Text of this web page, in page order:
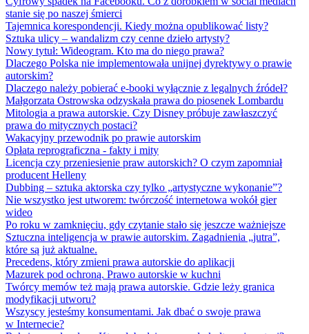
stanie się po naszej śmierci
Tajemnica korespondencji. Kiedy można opublikować listy?
Sztuka ulicy – wandalizm czy cenne dzieło artysty?
Nowy tytuł: Wideogram. Kto ma do niego prawa?
Dlaczego Polska nie implementowała unijnej dyrektywy o prawie
autorskim?
Dlaczego należy pobierać e-booki wyłącznie z legalnych źródeł?
Małgorzata Ostrowska odzyskała prawa do piosenek Lombardu
Mitologia a prawa autorskie. Czy Disney próbuje zawłaszczyć
prawa do mitycznych postaci?
Wakacyjny przewodnik po prawie autorskim
Opłata reprograficzna - fakty i mity
Licencja czy przeniesienie praw autorskich? O czym zapomniał
producent Helleny
Dubbing – sztuka aktorska czy tylko „artystyczne wykonanie”?
Nie wszystko jest utworem: twórczość internetowa wokół gier
wideo
Po roku w zamknięciu, gdy czytanie stało się jeszcze ważniejsze
Sztuczna inteligencja w prawie autorskim. Zagadnienia „jutra”,
które są już aktualne.
Precedens, który zmieni prawa autorskie do aplikacji
Mazurek pod ochroną. Prawo autorskie w kuchni
Twórcy memów też mają prawa autorskie. Gdzie leży granica
modyfikacji utworu?
Wszyscy jesteśmy konsumentami. Jak dbać o swoje prawa
w Internecie?